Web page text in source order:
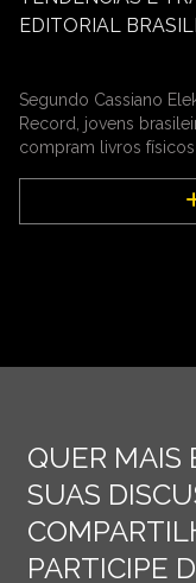
EDITORIAL
Segundo Cassiano
Record, jovens
compram livros físicos
QUER MAIS
SUAS
PARTICIPE